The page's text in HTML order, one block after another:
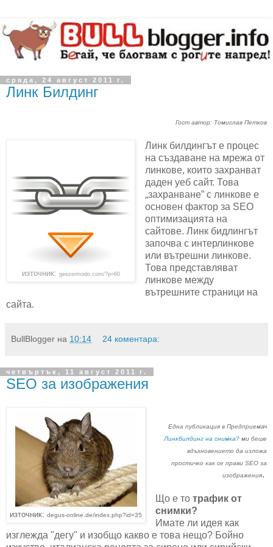
сряда, 24 август 2011 г.
Линк Билдинг
Гост автор: Томислав Петков
източник: geezermodo.com/?p=60
Линк билдингът е процес
на създаване на мрежа от
линкове, които захранват
даден уеб сайт. Това
„захранване” с линкове е
основен фактор за SEO
оптимизацията на
сайтове. Линк бидлингът
започва с интерлинкове
или вътрешни линкове.
Това представляват
линкове между
вътрешните страници на
сайта.
BullBlogger на 10:14 24 коментара:
четвъртък, 11 август 2011 г.
SEO за изображения
източник: degus-online.de/index.php?id=35
Една публикация в Предприемач
Линкбилдинг на снимка? ми беше
вдъхновението да изложа
простичко как се прави SEO за
изображения.
Що е то трафик от
снимки?
Имате ли идея как
изглежда "дегу" и изобщо какво е това нещо? Бойно